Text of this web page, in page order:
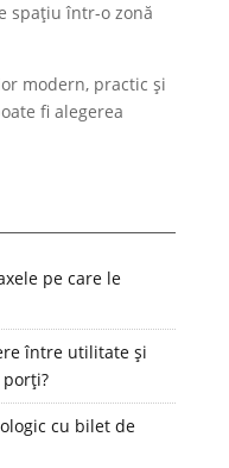
spațiu într-o zonă
modern, practic și
fi alegerea
pe care le
între utilitate și
cu bilet de